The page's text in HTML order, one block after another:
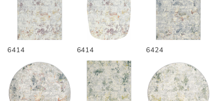
6414 6414 6424